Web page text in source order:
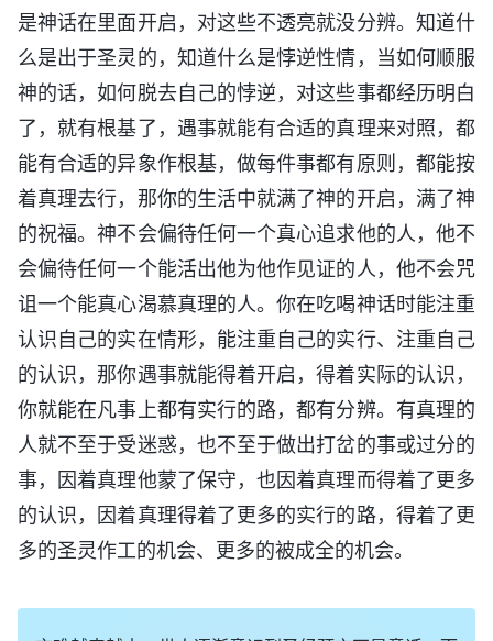
是神话在里面开启，对这些不透亮就没分辨。知道什
么是出于圣灵的，知道什么是悖逆性情，当如何顺服
神的话，如何脱去自己的悖逆，对这些事都经历明白
了，就有根基了，遇事就能有合适的真理来对照，都
能有合适的异象作根基，做每件事都有原则，都能按
着真理去行，那你的生活中就满了神的开启，满了神
的祝福。神不会偏待任何一个真心追求他的人，他不
会偏待任何一个能活出他为他作见证的人，他不会咒
诅一个能真心渴慕真理的人。你在吃喝神话时能注重
认识自己的实在情形，能注重自己的实行、注重自己
的认识，那你遇事就能得着开启，得着实际的认识，
你就能在凡事上都有实行的路，都有分辨。有真理的
人就不至于受迷惑，也不至于做出打岔的事或过分的
事，因着真理他蒙了保守，也因着真理而得着了更多
的认识，因着真理得着了更多的实行的路，得着了更
多的圣灵作工的机会、更多的被成全的机会。